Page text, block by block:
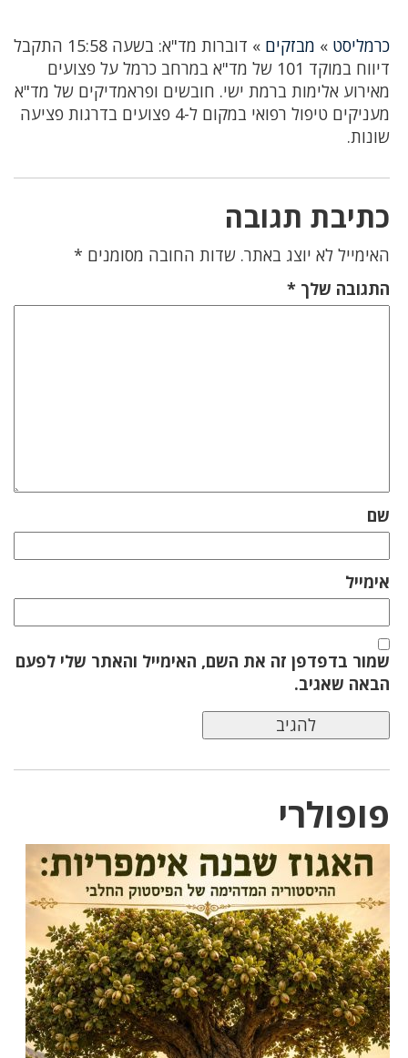
כרמליסט » מבזקים »
דוברות מד"א: בשעה 15:58 התקבל
דיווח במוקד 101 של מד"א במרחב כרמל על פצועים
מאירוע אלימות ברמת ישי. חובשים ופראמדיקים של מד"א
מעניקים טיפול רפואי במקום ל-4 פצועים בדרגות פציעה
שונות.
כתיבת תגובה
האימייל לא יוצג באתר. שדות החובה מסומנים *
התגובה שלך *
שם
אימייל
שמור בדפדפן זה את השם, האימייל והאתר שלי לפעם
הבאה שאגיב.
פופולרי